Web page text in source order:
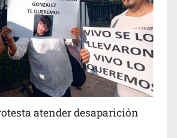
atender desaparición